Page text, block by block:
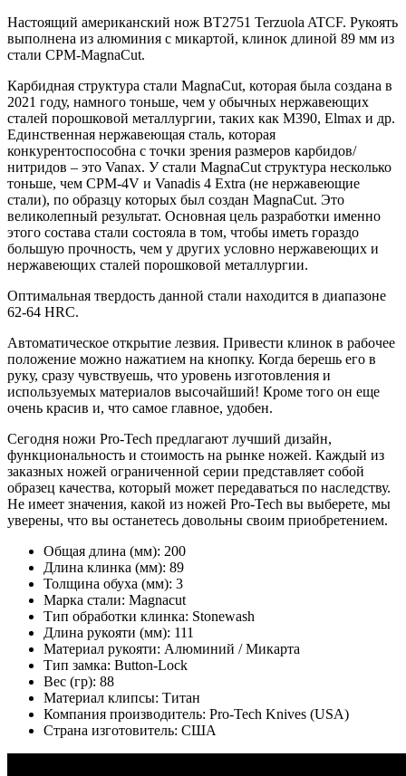
Настоящий американский нож BT2751 Terzuola ATCF. Рукоять
выполнена из алюминия с микартой, клинок длиной 89 мм из
стали CPM-MagnaCut.
Карбидная структура стали MagnaCut, которая была создана в
2021 году, намного тоньше, чем у обычных нержавеющих
сталей порошковой металлургии, таких как M390, Elmax и др.
Единственная нержавеющая сталь, которая
конкурентоспособна с точки зрения размеров карбидов/
нитридов – это Vanax. У стали MagnaCut структура несколько
тоньше, чем CPM-4V и Vanadis 4 Extra (не нержавеющие
стали), по образцу которых был создан MagnaCut. Это
великолепный результат. Основная цель разработки именно
этого состава стали состояла в том, чтобы иметь гораздо
большую прочность, чем у других условно нержавеющих и
нержавеющих сталей порошковой металлургии.
Оптимальная твердость данной стали находится в диапазоне
62-64 HRC.
Автоматическое открытие лезвия. Привести клинок в рабочее
положение можно нажатием на кнопку. Когда берешь его в
руку, сразу чувствуешь, что уровень изготовления и
используемых материалов высочайший! Кроме того он еще
очень красив и, что самое главное, удобен.
Сегодня ножи Pro-Tech предлагают лучший дизайн,
функциональность и стоимость на рынке ножей. Каждый из
заказных ножей ограниченной серии представляет собой
образец качества, который может передаваться по наследству.
Не имеет значения, какой из ножей Pro-Tech вы выберете, мы
уверены, что вы останетесь довольны своим приобретением.
Общая длина (мм): 200
Длина клинка (мм): 89
Толщина обуха (мм): 3
Марка стали: Magnacut
Тип обработки клинка: Stonewash
Длина рукояти (мм): 111
Материал рукояти: Алюминий / Микарта
Тип замка: Button-Lock
Вес (гр): 88
Материал клипсы: Титан
Компания производитель: Pro-Tech Knives (USA)
Страна изготовитель: США